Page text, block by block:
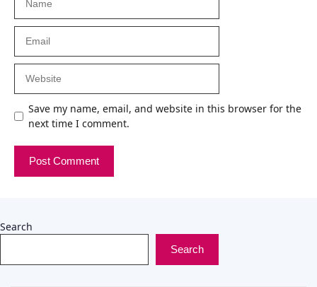
Save my name, email, and website in this browser for the
next time I comment.
Search
Search